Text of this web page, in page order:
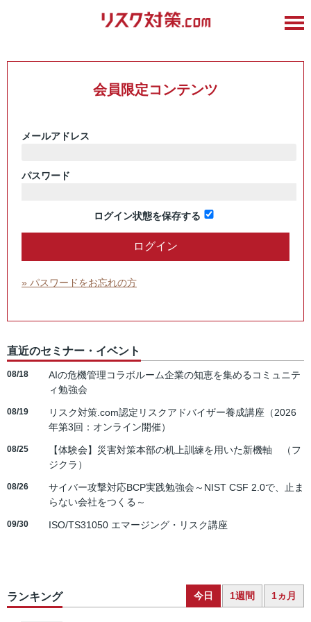
会員限定コンテンツ
メールアドレス
パスワード
ログイン状態を保存する
» パスワードをお忘れの方
直近のセミナー・イベント
08/18
AIの危機管理コラボルーム企業の知恵を集めるコミュニテ
ィ勉強会
08/19
リスク対策.com認定リスクアドバイザー養成講座（2026
年第3回：オンライン開催）
08/25
【体験会】災害対策本部の机上訓練を用いた新機軸 （フ
ジクラ）
08/26
サイバー攻撃対応BCP実践勉強会～NIST CSF 2.0で、止ま
らない会社をつくる～
09/30 ISO/TS31050 エマージング・リスク講座
ランキング 今日 1週間 1ヵ月